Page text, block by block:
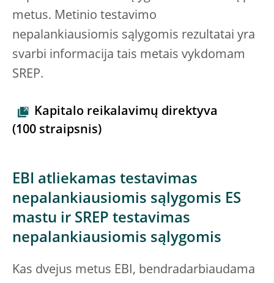
metus. Metinio testavimo
nepalankiausiomis sąlygomis rezultatai yra
svarbi informacija tais metais vykdomam
SREP.
Kapitalo reikalavimų direktyva
(100 straipsnis)
EBI atliekamas testavimas
nepalankiausiomis sąlygomis ES
mastu ir SREP testavimas
nepalankiausiomis sąlygomis
Kas dvejus metus EBI, bendradarbiaudama